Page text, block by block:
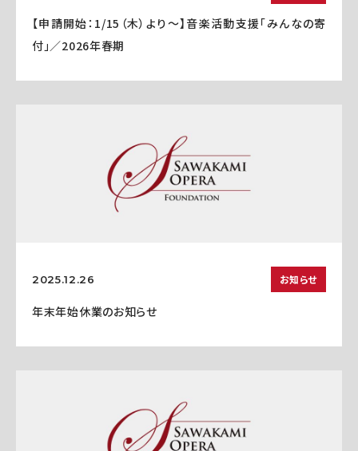
【申請開始：1/15（木）より～】音楽活動支援「みんなの寄
付」／2026年春期
2025.12.26 お知らせ
年末年始休業のお知らせ